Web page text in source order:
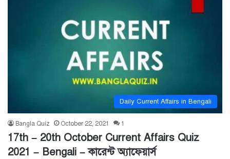
Daily Current Affairs in Bengali
Bangla Quiz October 22, 2021 1
17th – 20th October Current Affairs Quiz
2021 – Bengali – কারেন্ট অ্যাফেয়ার্স